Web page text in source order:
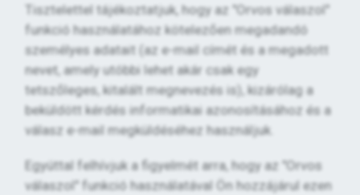
Tisztelettel tájékoztatjuk, hogy az "Orvos válaszol"
funkció használatához kötelezően megadandó
személyes adatait (az e-mail címét és a megadott
nevet, amely utóbbi lehet akár csak egy
tetszőleges, kitalált megnevezés is), kizárólag a
beküldött kérdés informatikai azonosításához és a
válasz e-mail megküldéséhez használjuk.
Egyúttal felhívjuk a figyelmét arra, hogy az "Orvos
válaszol" funkció használatával Ön hozzájárul ezen